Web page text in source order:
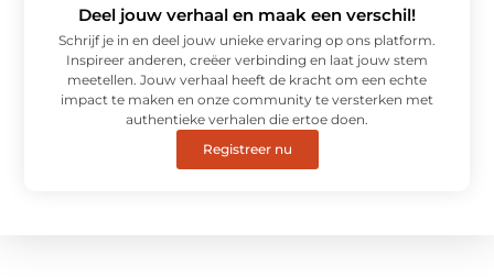
Deel jouw verhaal en maak een verschil!
Schrijf je in en deel jouw unieke ervaring op ons platform.
Inspireer anderen, creëer verbinding en laat jouw stem
meetellen. Jouw verhaal heeft de kracht om een echte
impact te maken en onze community te versterken met
authentieke verhalen die ertoe doen.
Registreer nu